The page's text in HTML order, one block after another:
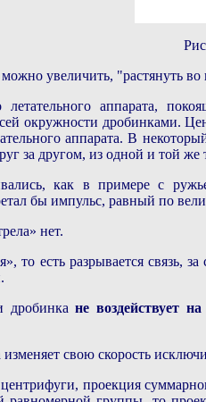
увеличить, "растянуть
аппарата,
окружности дробинками.
аппарата. В
за другом, из одной и той же
как в примере с
бы импульс, равный по
нет.
то есть разрывается связь,
дробинкане воздействует
изменяет свою скорость
проекция